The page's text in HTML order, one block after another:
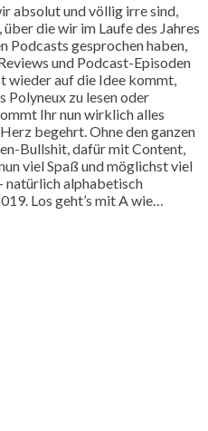
absolut und völlig irre sind,
die wir im Laufe des Jahres
Podcasts gesprochen haben,
und Podcast-Episoden
auf die Idee kommt,
Polyneux zu lesen oder
Ihr nun wirklich alles
begehrt. Ohne den ganzen
Bullshit, dafür mit Content,
viel Spaß und möglichst viel
natürlich alphabetisch
Los geht’s mit A wie…